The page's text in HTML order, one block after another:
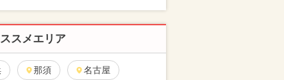
スメエリア
那須 名古屋